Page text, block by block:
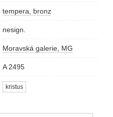
tempera, bronz
nesign.
Moravská galerie, MG
A 2495
kristus